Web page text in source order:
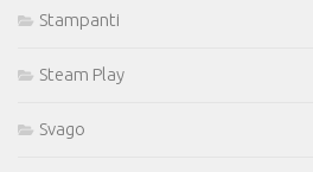
Stampanti
Steam Play
Svago